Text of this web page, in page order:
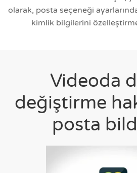
olarak, posta seçeneği
kimlik bilgilerini
Videoda
değiştirme
posta